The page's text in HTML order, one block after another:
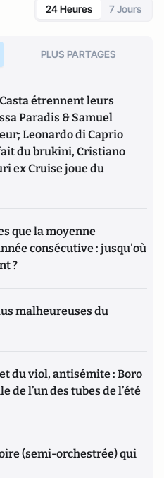
24 Heures 7 Jours
PLUS PARTAGES
étrennent leurs
Paradis & Samuel
Leonardo di Caprio
du brukini, Cristiano
ex Cruise joue du
que la moyenne
consécutive : jusqu'où
?
malheureuses du
du viol, antisémite : Boro
de l’un des tubes de l’été
(semi-orchestrée) qui